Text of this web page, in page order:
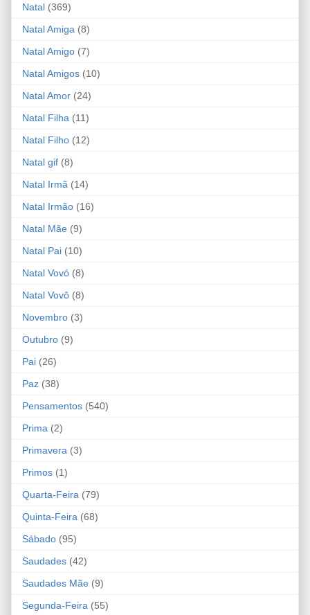
Natal (369)
Natal Amiga (8)
Natal Amigo (7)
Natal Amigos (10)
Natal Amor (24)
Natal Filha (11)
Natal Filho (12)
Natal gif (8)
Natal Irmã (14)
Natal Irmão (16)
Natal Mãe (9)
Natal Pai (10)
Natal Vovó (8)
Natal Vovô (8)
Novembro (3)
Outubro (9)
Pai (26)
Paz (38)
Pensamentos (540)
Prima (2)
Primavera (3)
Primos (1)
Quarta-Feira (79)
Quinta-Feira (68)
Sábado (95)
Saudades (42)
Saudades Mãe (9)
Segunda-Feira (55)